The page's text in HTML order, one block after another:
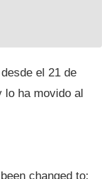
el 21 de
lo ha movido al
changed to: